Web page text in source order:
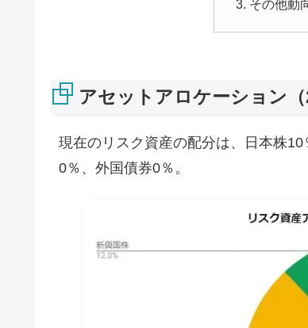
その他動
アセットアロケーション（
現在のリスク資産の配分は、日本株
0％、外国債券0％。